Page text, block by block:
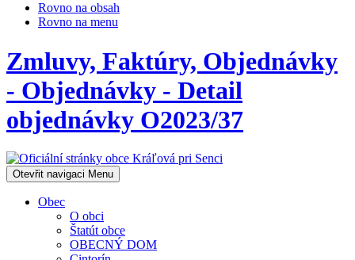
Rovno na obsah
Rovno na menu
Zmluvy, Faktúry, Objednávky
- Objednávky - Detail
objednávky O2023/37
Otevřit navigaci Menu
Obec
O obci
Štatút obce
OBECNÝ DOM